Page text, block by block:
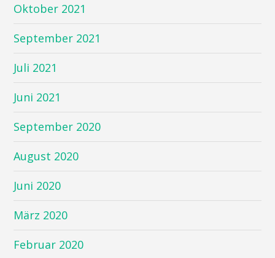
Oktober 2021
September 2021
Juli 2021
Juni 2021
September 2020
August 2020
Juni 2020
März 2020
Februar 2020